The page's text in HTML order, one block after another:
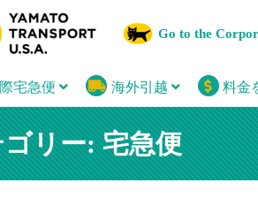
Go to the
宅急便 海外引越 料金
リー: 宅急便